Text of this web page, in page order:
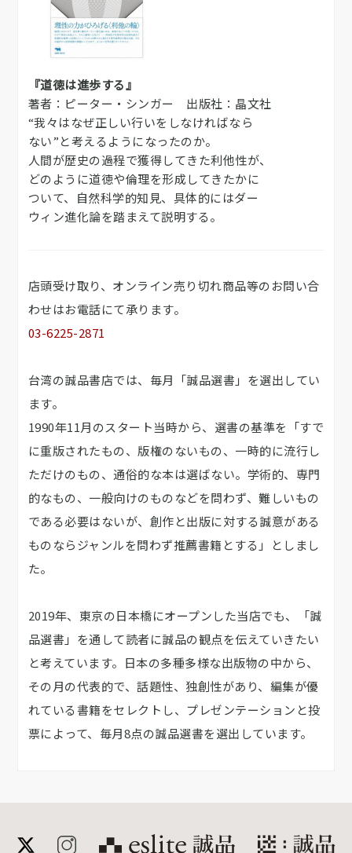
『道徳は進歩する』
著者：ピーター・シンガー 出版社：晶文社
“我々はなぜ正しい行いをしなければなら
ない”と考えるようになったのか。
人間が歴史の過程で獲得してきた利他性が、
どのように道徳や倫理を形成してきたかに
ついて、自然科学的知見、具体的にはダー
ウィン進化論を踏まえて説明する。
店頭受け取り、オンライン売り切れ商品等のお問い合
わせはお電話にて承ります。
03-6225-2871
台湾の誠品書店では、毎月「誠品選書」を選出してい
ます。
1990年11月のスタート当時から、選書の基準を「すで
に重版されたもの、版権のないもの、一時的に流行し
ただけのもの、通俗的な本は選ばない。学術的、専門
的なもの、一般向けのものなどを問わず、難しいもの
である必要はないが、創作と出版に対する誠意がある
ものならジャンルを問わず推薦書籍とする」としまし
た。
2019年、東京の日本橋にオープンした当店でも、「誠
品選書」を通して読者に誠品の観点を伝えていきたい
と考えています。日本の多種多様な出版物の中から、
その月の代表的で、話題性、独創性があり、編集が優
れている書籍をセレクトし、プレゼンテーションと投
票によって、毎月8点の誠品選書を選出しています。